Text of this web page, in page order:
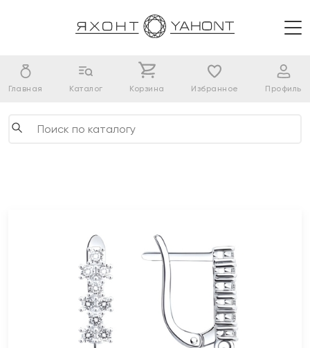
Главная Каталог Корзина Избранное Профиль